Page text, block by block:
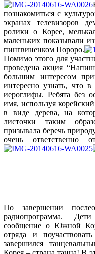
познакомиться с
экранах телевизоров
ролики о Корее,
маленьких показывали
пингвиненком Пороро.
Помимо этого для
проведена акция
большим интересом
интересно узнать, что
иероглифы. Ребята без
имя, используя
в виде дерева, на
листочки таким
призывала беречь
очень ответственно
По завершении
радиопрограмма.
сообщение о Южной
отряда и
завершился